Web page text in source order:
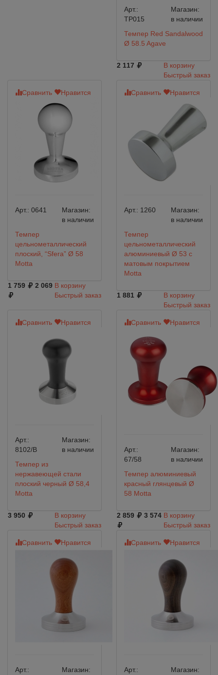
Арт.:
TP015
Магазин:
в наличии
Темпер Red Sandalwood
Ø 58.5 Agave
2 117
В корзину
Быстрый заказ
Сравнить Нравится
Арт.: 0641
Магазин:
в наличии
Темпер
цельнометаллический
плоский, “Sfera” Ø 58
Motta
1 759 2 069 В корзину
Быстрый заказ
Сравнить Нравится
Арт.: 1260
Магазин:
в наличии
Темпер
цельнометаллический
алюминиевый Ø 53 с
матовым покрытием
Motta
1 881
В корзину
Быстрый заказ
Сравнить Нравится
Арт.:
8102/B
Магазин:
в наличии
Темпер из
нержавеющей стали
плоский черный Ø 58,4
Motta
3 950
В корзину
Быстрый заказ
Сравнить Нравится
Арт.:
67/58
Магазин:
в наличии
Темпер алюминиевый
красный глянцевый Ø
58 Motta
2 859 3 574 В корзину
Быстрый заказ
Сравнить Нравится
Арт.:
Магазин:
Сравнить Нравится
Арт.:
Магазин: